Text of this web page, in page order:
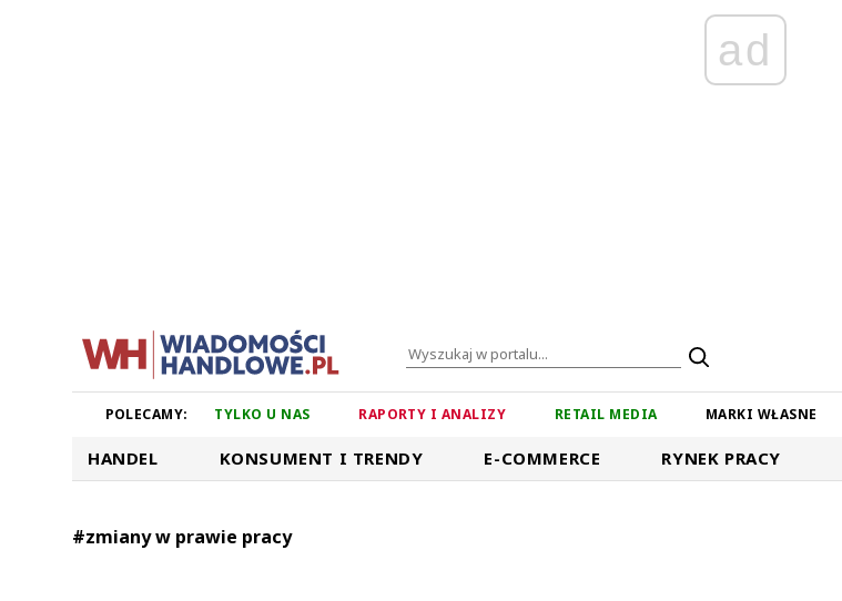
ad
POLECAMY: TYLKO U NAS RAPORTY I ANALIZY RETAIL MEDIA MARKI WŁASNE
HANDEL KONSUMENT I TRENDY E-COMMERCE RYNEK PRACY
#zmiany w prawie pracy